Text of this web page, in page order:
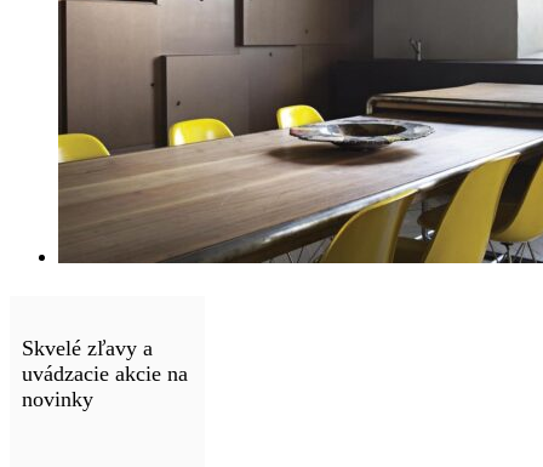
Skvelé zľavy a
uvádzacie akcie na
novinky